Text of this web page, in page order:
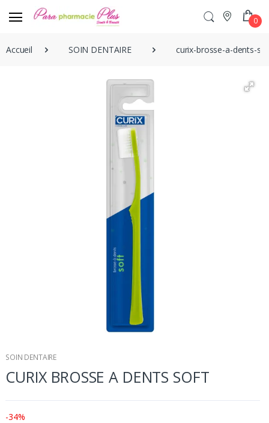
0
Accueil SOIN DENTAIRE curix-brosse-a-dents-
SOIN DENTAIRE
CURIX BROSSE A DENTS SOFT
-34%